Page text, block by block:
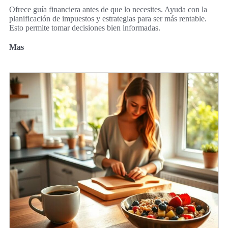
Ofrece guía financiera antes de que lo necesites. Ayuda con la
planificación de impuestos y estrategias para ser más rentable.
Esto permite tomar decisiones bien informadas.
Mas